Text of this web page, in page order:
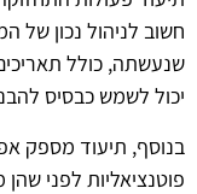
חשוב לניהול נכון של
שנעשתה, כולל
יכול לשמש כבסיס
בנוסף, תיעוד מספק
פוטנציאליות לפני